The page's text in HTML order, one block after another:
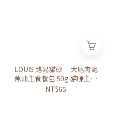
LOUIS 路易貓砂｜ 大尾肉泥
魚油主食餐包 50g 貓咪主食
餐包
NT$65